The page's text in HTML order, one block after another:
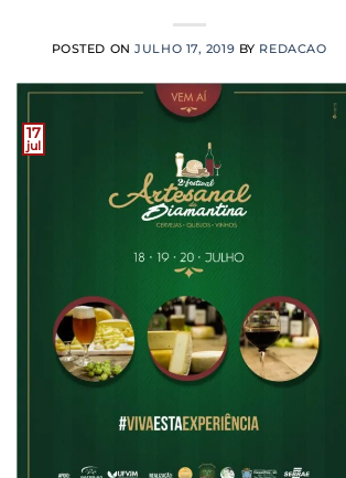
POSTED ONJULHO 17, 2019 BY REDACAO
17
jul